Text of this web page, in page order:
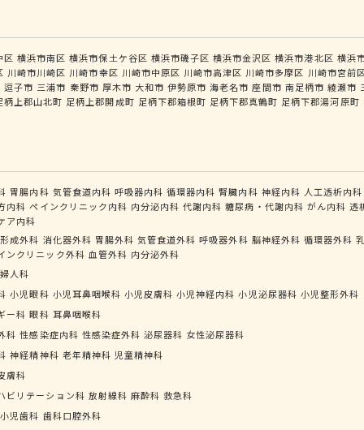
区 横浜市南区 横浜市保土ケ谷区 横浜市磯子区 横浜市金沢区 横浜市港北区 横浜
川崎市川崎区 川崎市幸区 川崎市中原区 川崎市高津区 川崎市多摩区 川崎市宮前
逗子市 三浦市 秦野市 厚木市 大和市 伊勢原市 海老名市 座間市 南足柄市 綾瀬市
柄上郡山北町 足柄上郡開成町 足柄下郡箱根町 足柄下郡真鶴町 足柄下郡湯河原町
胃腸内科 気管食道内科 呼吸器内科 循環器内科 腎臓内科 神経内科 人工透析内科
内科 ペインクリニック内科 内分泌内科 代謝内科 糖尿病・代謝内科 がん内科 透
ア内科
形成外科 消化器外科 胃腸外科 気管食道外科 呼吸器外科 脳神経外科 循環器外科
ンクリニック外科 血管外科 内分泌外科
婦人科
小児眼科 小児耳鼻咽喉科 小児皮膚科 小児神経内科 小児泌尿器科 小児整形外科
ー科 眼科 耳鼻咽喉科
科 性感染症内科 性感染症外科 泌尿器科 女性泌尿器科
神経精神科 老年精神科 児童精神科
膚科
ビリテーション科 放射線科 麻酔科 救急科
小児歯科 歯科口腔外科